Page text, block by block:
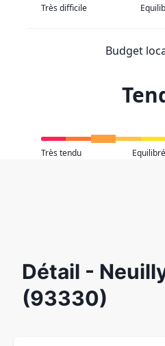
Très difficile
Budget
Très tendu Equilibré
Détail -
(93330)